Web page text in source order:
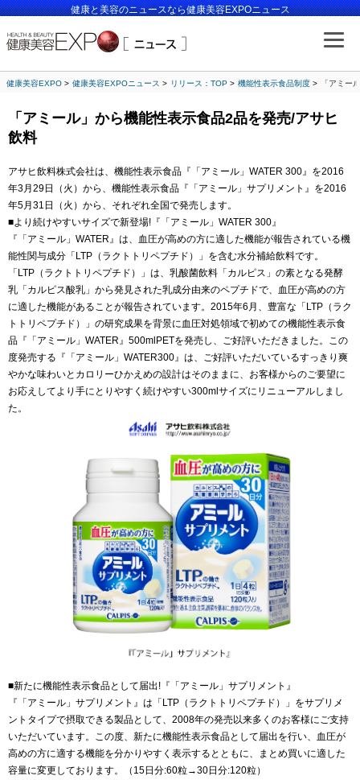
健康と美容のニュースなら健康美容EXPOニュース
健康美容EXPO 健康美容EXPOニュース リリース：TOP 機能性表示食品制度 「アミー
「アミール」から機能性表示食品2品を発売/アサヒ
飲料
アサヒ飲料株式会社は、機能性表示食品『「アミール」WATER 300』を2016
年3月29日（火）から、機能性表示食品『「アミール」サプリメント』を2016
年5月31日（火）から、それぞれ全国で発売します。
■より続けやすいサイズで新登場!『「アミール」WATER 300』
『「アミール」WATER』は、血圧が高めの方に適した機能が報告されている機
能性関与成分「LTP（ラクトトリペプチド）」を含む水分補給飲料です。
「LTP（ラクトトリペプチド）」は、乳酸菌飲料「カルピス」の素となる発酵
乳「カルピス酸乳」から発見された乳成分由来のペプチドで、血圧が高めの方
に適した機能があることが報告されています。2015年6月、豊富な「LTP（ラク
トトリペプチド）」の研究成果を背景に血圧対処領域で初めての機能性表示食
品『「アミール」WATER』500mlPETを発売し、ご好評いただきました。この
度発売する『「アミール」WATER300』は、ご好評いただいているすっきり爽
やかな味わいとカロリーひかえめの設計はそのままに、お客様からのご要望に
お応えしてより手にとりやすく続けやすい300mlサイズにリニューアルしまし
た。
■新たに機能性表示食品として届出!『「アミール」サプリメント』
『「アミール」サプリメント』は「LTP（ラクトトリペプチド）」をサプリメ
ントタイプで摂取できる製品として、2008年の発売以来多くのお客様にご支持
いただいています。この度、新たに機能性表示食品として届出を行い、血圧が
高めの方に適する機能を分かりやすく表示するとともに、まとめ買いに適した
容量に変更しております。（15日分:60粒→30日分:120粒）